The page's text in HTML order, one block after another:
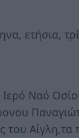
ετήσια,
Ιερό Ναό
Αίγλη,τα